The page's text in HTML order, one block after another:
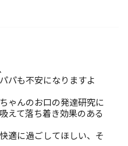
パも不安になりますよ
ゃんのお口の発達研究に
えて落ち着き効果のある
適に過ごしてほしい、そ